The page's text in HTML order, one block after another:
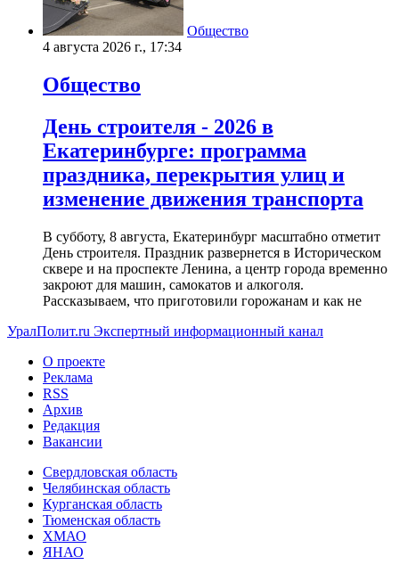
Общество
4 августа 2026 г., 17:34
Общество
День строителя - 2026 в
Екатеринбурге: программа
праздника, перекрытия улиц и
изменение движения транспорта
В субботу, 8 августа, Екатеринбург масштабно отметит
День строителя. Праздник развернется в Историческом
сквере и на проспекте Ленина, а центр города временно
закроют для машин, самокатов и алкоголя.
Рассказываем, что приготовили горожанам и как не
УралПолит.ru Экспертный информационный канал
О проекте
Реклама
RSS
Архив
Редакция
Вакансии
Свердловская область
Челябинская область
Курганская область
Тюменская область
ХМАО
ЯНАО